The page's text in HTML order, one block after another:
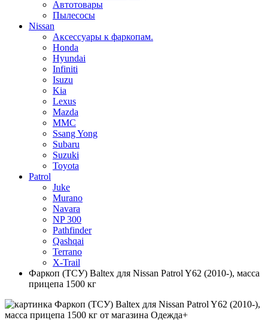
Автотовары
Пылесосы
Nissan
Аксессуары к фаркопам.
Honda
Hyundai
Infiniti
Isuzu
Kia
Lexus
Mazda
MMC
Ssang Yong
Subaru
Suzuki
Toyota
Patrol
Juke
Murano
Navara
NP 300
Pathfinder
Qashqai
Terrano
X-Trail
Фаркоп (ТСУ) Baltex для Nissan Patrol Y62 (2010-), масса
прицепа 1500 кг